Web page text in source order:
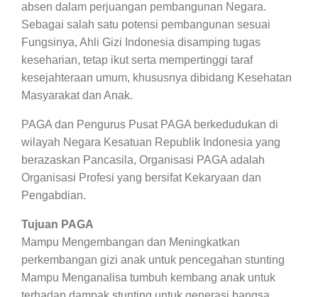
absen dalam perjuangan pembangunan Negara.
Sebagai salah satu potensi pembangunan sesuai
Fungsinya, Ahli Gizi Indonesia disamping tugas
keseharian, tetap ikut serta mempertinggi taraf
kesejahteraan umum, khususnya dibidang Kesehatan
Masyarakat dan Anak.
PAGA dan Pengurus Pusat PAGA berkedudukan di
wilayah Negara Kesatuan Republik Indonesia yang
berazaskan Pancasila, Organisasi PAGA adalah
Organisasi Profesi yang bersifat Kekaryaan dan
Pengabdian.
Tujuan PAGA
Mampu Mengembangan dan Meningkatkan
perkembangan gizi anak untuk pencegahan stunting
Mampu Menganalisa tumbuh kembang anak untuk